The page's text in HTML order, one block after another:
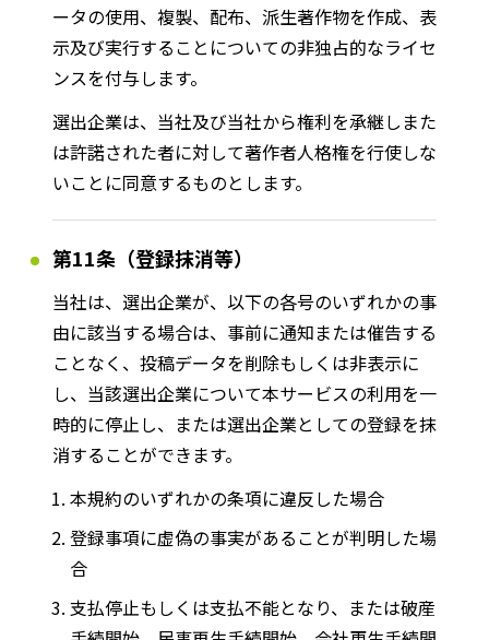
ータの使用、複製、配布、派生著作物を作成、表
示及び実行することについての非独占的なライセ
ンスを付与します。
選出企業は、当社及び当社から権利を承継しまた
は許諾された者に対して著作者人格権を行使しな
いことに同意するものとします。
第11条（登録抹消等）
当社は、選出企業が、以下の各号のいずれかの事
由に該当する場合は、事前に通知または催告する
ことなく、投稿データを削除もしくは非表示に
し、当該選出企業について本サービスの利用を一
時的に停止し、または選出企業としての登録を抹
消することができます。
本規約のいずれかの条項に違反した場合
登録事項に虚偽の事実があることが判明した場
合
支払停止もしくは支払不能となり、または破産